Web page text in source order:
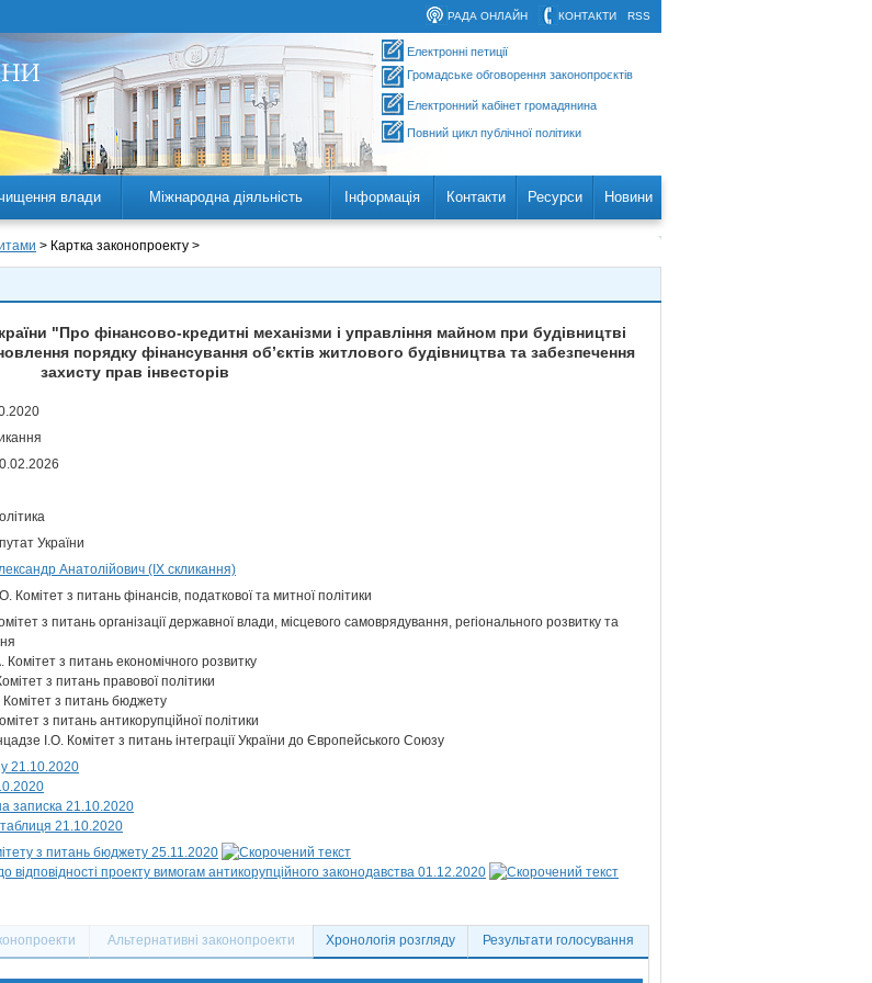
RSS
КОНТАКТИ
РАДА ОНЛАЙН
Електронні петиції
Громадське обговорення законопроєктів
Електронний кабінет громадянина
Повний цикл публічної політики
влади Міжнародна діяльність Інформація Контакти Ресурси Новини
> Картка законопроекту >
"Про фінансово-кредитні механізми і управління майном при будівництві
порядку фінансування об’єктів житлового будівництва та забезпечення
захисту прав інвесторів
України
Анатолійович (IX скликання)
Комітет з питань фінансів, податкової та митної політики
з питань організації державної влади, місцевого самоврядування, регіонального розвитку та
з питань економічного розвитку
з питань правової політики
з питань бюджету
з питань антикорупційної політики
І.О. Комітет з питань інтеграції України до Європейського Союзу
21.10.2020
записка 21.10.2020
21.10.2020
з питань бюджету 25.11.2020
відповідності проекту вимогам антикорупційного законодавства 01.12.2020
Альтернативні законопроекти Хронологія розгляду Результати голосування